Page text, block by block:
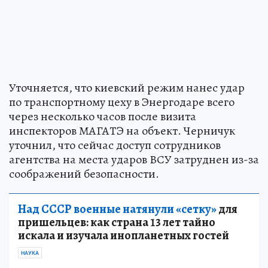
Уточняется, что киевский режим нанес удар
по транспортному цеху в Энергодаре всего
через несколько часов после визита
инспекторов МАГАТЭ на объект. Черничук
уточнил, что сейчас доступ сотрудников
агентства на места ударов ВСУ затруднен из-за
соображений безопасности.
Над СССР военные натянули «сетку»для
пришельцев: как страна 13 лет тайно
искала и изучала инопланетных гостей
НАУКА